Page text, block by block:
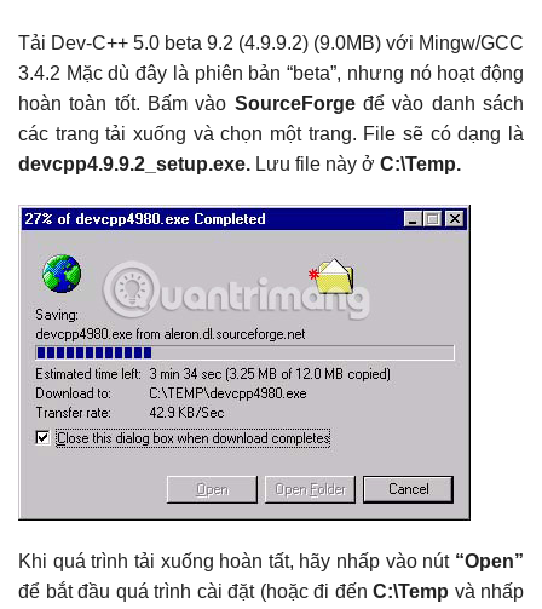
Tải Dev-C++ 5.0 beta 9.2 (4.9.9.2) (9.0MB) với Mingw/GCC
3.4.2 Mặc dù đây là phiên bản “beta”, nhưng nó hoạt động
hoàn toàn tốt. Bấm vào SourceForgeđể vào danh sách
các trang tải xuống và chọn một trang. File sẽ có dạng là
devcpp4.9.9.2_setup.exe. Lưu file này ở C:\Temp.
Khi quá trình tải xuống hoàn tất, hãy nhấp vào nút “Open”
để bắt đầu quá trình cài đặt (hoặc đi đến C:\Temp và nhấp